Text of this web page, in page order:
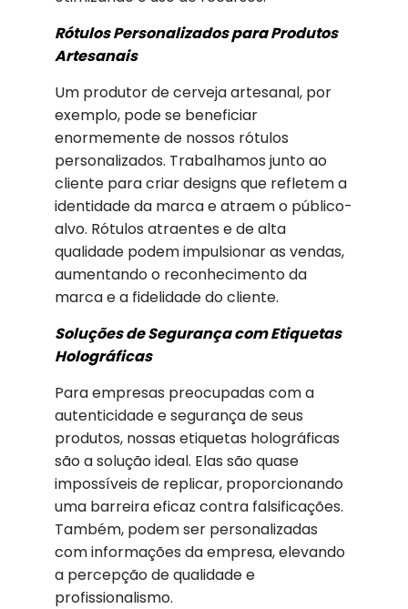
Rótulos Personalizados para Produtos
Artesanais
Um produtor de cerveja artesanal, por
exemplo, pode se beneficiar
enormemente de nossos rótulos
personalizados. Trabalhamos junto ao
cliente para criar designs que refletem a
identidade da marca e atraem o público-
alvo. Rótulos atraentes e de alta
qualidade podem impulsionar as vendas,
aumentando o reconhecimento da
marca e a fidelidade do cliente.
Soluções de Segurança com Etiquetas
Holográficas
Para empresas preocupadas com a
autenticidade e segurança de seus
produtos, nossas etiquetas holográficas
são a solução ideal. Elas são quase
impossíveis de replicar, proporcionando
uma barreira eficaz contra falsificações.
Também, podem ser personalizadas
com informações da empresa, elevando
a percepção de qualidade e
profissionalismo.